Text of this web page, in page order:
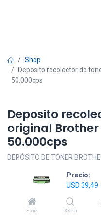
Precio:
USD 39,49
Home Search
Shop
Deposito recolector de
50.000cps
Deposito
original Brother
50.000cps
DEPÓSITO DE TÓNER
39,49 IVA incluido